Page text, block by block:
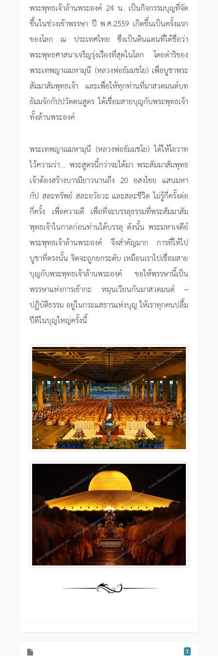
พระพุทธเจ้าล้านพระองค์ 24 น. เป็นกิจกรรมบุญที่จัด
ขึ้นในช่วงเข้าพรรษา ปี พ.ศ.2559 เกิดขึ้นเป็นครั้งแรก
ของโลก ณ ประเทศไทย ซึ่งเป็นดินแดนที่ได้ชื่อว่า
พระพุทธศาสนาเจริญรุ่งเรืองที่สุดในโลก โดยดำริของ
พระเทพญาณมหามุนี (หลวงพ่อธัมมชโย) เพื่อบูชาพระ
สัมมาสัมพุทธเจ้า และเพื่อให้ทุกท่านที่มาสวดมนต์บท
ธัมมจักกัปปวัตตนสูตร ได้เชื่อมสายบุญกับพระพุทธเจ้า
ทั้งล้านพระองค์
พระเทพญาณมหามุนี (หลวงพ่อธัมมชโย) ได้ให้โอวาท
ไว้ความว่า... พระสูตรนี้กว่าจะได้มา พระสัมมาสัมพุทธ
เจ้าต้องสร้างบารมียาวนานถึง 20 อสงไขย แสนมหา
กัป สละทรัพย์ สละอวัยวะ และสละชีวิต ไม่รู้กี่ครั้งต่อ
กี่ครั้ง เพื่อความดี เพื่อที่จะบรรลุธรรมที่พระสัมมาสัม
พุทธเจ้าในกาลก่อนท่านได้บรรลุ ดังนั้น พระมหาเจดีย์
พระพุทธเจ้าล้านพระองค์ จึงสำคัญมาก การที่ให้ไป
บูชาที่ตรงนั้น จิตจะถูกยกระดับ เหมือนเราไปเชื่อมสาย
บุญกับพระพุทธเจ้าล้านพระองค์ ขอให้พรรษานี้เป็น
พรรษาแห่งการเข้ากะ หมุนเวียนกันมาสวดมนต์ –
ปฏิบัติธรรม อยู่ในกระแสธารแห่งบุญ ให้เราทุกคนปลื้ม
ปีติในบุญใหญ่ครั้งนี้
1